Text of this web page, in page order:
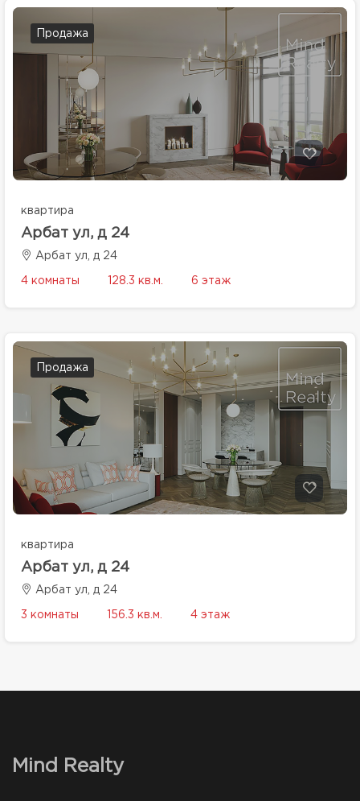
Продажа
квартира
Арбат ул, д 24
Арбат ул, д 24
4 комнаты 128.3 кв.м. 6 этаж
Продажа
квартира
Арбат ул, д 24
Арбат ул, д 24
3 комнаты 156.3 кв.м. 4 этаж
Mind Realty